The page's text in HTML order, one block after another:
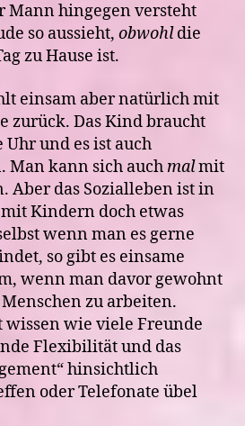
Mann hingegen versteht
so aussieht, obwohldie
zu Hause ist.
einsam aber natürlich mit
zurück. Das Kind braucht
und es ist auch
Man kann sich auch malmit
Aber das Sozialleben ist in
Kindern doch etwas
wenn man es gerne
so gibt es einsame
wenn man davor gewohnt
zu arbeiten.
wie viele Freunde
Flexibilität und das
hinsichtlich
oder Telefonate übel